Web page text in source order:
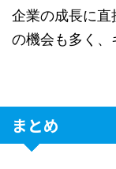
企業の成長に直
の機会も多く、
まとめ